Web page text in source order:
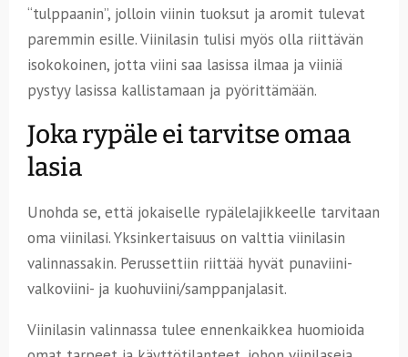
“tulppaanin”, jolloin viinin tuoksut ja aromit tulevat
paremmin esille. Viinilasin tulisi myös olla riittävän
isokokoinen, jotta viini saa lasissa ilmaa ja viiniä
pystyy lasissa kallistamaan ja pyörittämään.
Joka rypäle ei tarvitse omaa
lasia
Unohda se, että jokaiselle rypälelajikkeelle tarvitaan
oma viinilasi. Yksinkertaisuus on valttia viinilasin
valinnassakin. Perussettiin riittää hyvät punaviini-
valkoviini- ja kuohuviini/samppanjalasit.
Viinilasin valinnassa tulee ennenkaikkea huomioida